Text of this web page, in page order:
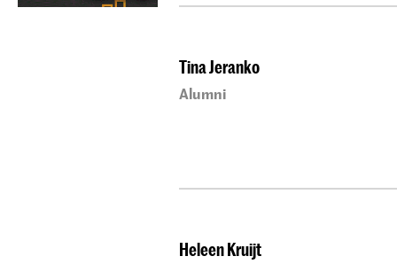
Tina Jeranko
Alumni
Heleen Kruijt